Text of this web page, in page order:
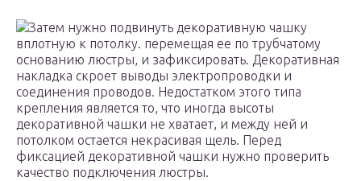
Затем нужно подвинуть декоративную чашку
вплотную к потолку. перемещая ее по трубчатому
основанию люстры, и зафиксировать. Декоративная
накладка скроет выводы электропроводки и
соединения проводов. Недостатком этого типа
крепления является то, что иногда высоты
декоративной чашки не хватает, и между ней и
потолком остается некрасивая щель. Перед
фиксацией декоративной чашки нужно проверить
качество подключения люстры.